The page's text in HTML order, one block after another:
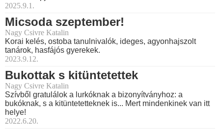
2025.9.1.
Micsoda szeptember!
Nagy Csivre Katalin
Korai kelés, ostoba tanulnivalók, ideges, agyonhajszolt
tanárok, hasfájós gyerekek.
2023.9.12.
Bukottak s kitüntetettek
Nagy Csivre Katalin
Szívből gratulálok a lurkóknak a bizonyítványhoz: a
bukóknak, s a kitüntetetteknek is... Mert mindenkinek van itt
helye!
2022.6.20.